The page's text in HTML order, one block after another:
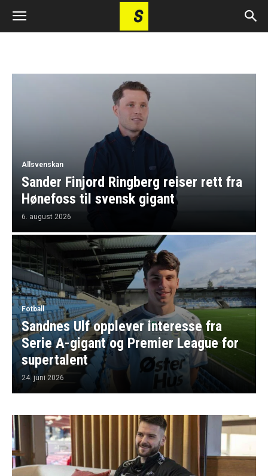
Allsvenskan
Sander Finjord Ringberg reiser rett fra
Hønefoss til svensk gigant
6. august 2026
Fotball
Sandnes Ulf opplever interesse fra
Serie A-gigant og Premier League for
supertalent
24. juni 2026